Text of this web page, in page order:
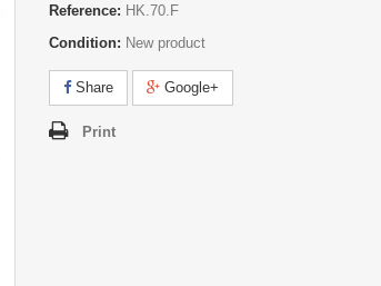
Reference: HK.70.F
Condition: New product
Share Google+
Print